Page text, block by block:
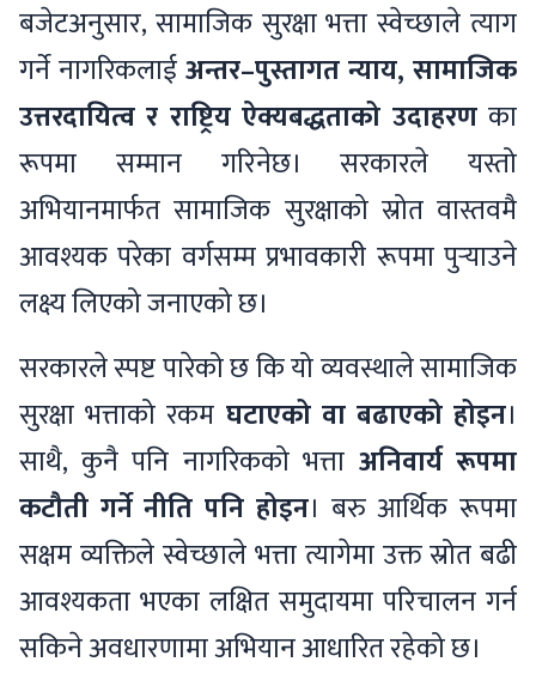
बजेटअनुसार, सामाजिक सुरक्षा भत्ता स्वेच्छाले त्याग
गर्ने नागरिकलाईअन्तर–पुस्तागत न्याय, सामाजिक
उत्तरदायित्व र राष्ट्रिय ऐक्यबद्धताको उदाहरणका
रूपमा सम्मान गरिनेछ। सरकारले यस्तो
अभियानमार्फत सामाजिक सुरक्षाको स्रोत वास्तवमै
आवश्यक परेका वर्गसम्म प्रभावकारी रूपमा पुर्‍याउने
लक्ष्य लिएको जनाएको छ।
सरकारले स्पष्ट पारेको छ कि यो व्यवस्थाले सामाजिक
सुरक्षा भत्ताको रकम घटाएको वा बढाएको होइन।
साथै, कुनै पनि नागरिकको भत्ता अनिवार्य रूपमा
कटौती गर्ने नीति पनि होइन। बरु आर्थिक रूपमा
सक्षम व्यक्तिले स्वेच्छाले भत्ता त्यागेमा उक्त स्रोत बढी
आवश्यकता भएका लक्षित समुदायमा परिचालन गर्न
सकिने अवधारणामा अभियान आधारित रहेको छ।